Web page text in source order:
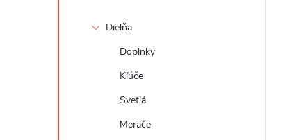
Dielňa
Doplnky
Kľúče
Svetlá
Merače